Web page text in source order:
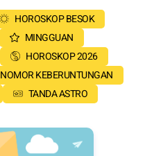
HOROSKOP BESOK
MINGGUAN
HOROSKOP 2026
NOMOR KEBERUNTUNGAN
TANDA ASTRO